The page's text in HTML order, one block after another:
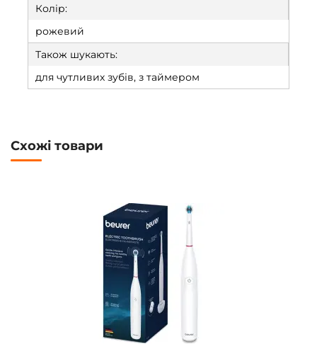
Колір:
рожевий
Також шукають:
для чутливих зубів, з таймером
Схожі товари